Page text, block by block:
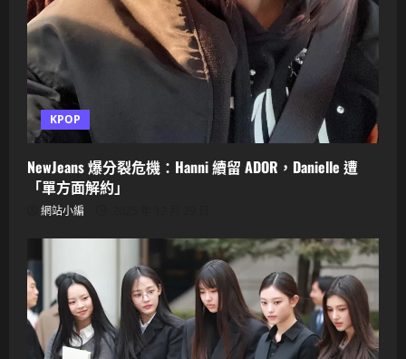
KPOP
NewJeans 爆分裂危機：Hanni 續留 ADOR，Danielle 遭
「單方面解約」
網站小編